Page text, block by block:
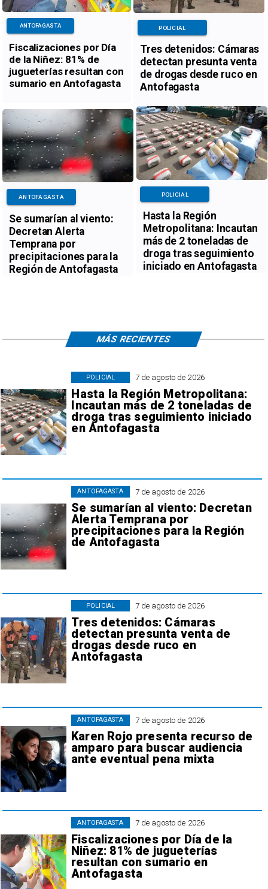
Fiscalizaciones por Día
de la Niñez: 81% de
jugueterías resultan con
sumario en Antofagasta
ANTOFAGASTA
Tres detenidos: Cámaras
detectan presunta venta
de drogas desde ruco en
Antofagasta
POLICIAL
Se sumarían al viento:
Decretan Alerta
Temprana por
precipitaciones para la
Región de Antofagasta
ANTOFAGASTA
Hasta la Región
Metropolitana: Incautan
más de 2 toneladas de
droga tras seguimiento
iniciado en Antofagasta
POLICIAL
7 de agosto de 2026
Hasta la Región Metropolitana:
Incautan más de 2 toneladas de
droga tras seguimiento iniciado
en Antofagasta
POLICIAL
7 de agosto de 2026
Se sumarían al viento: Decretan
Alerta Temprana por
precipitaciones para la Región
de Antofagasta
ANTOFAGASTA
7 de agosto de 2026
Tres detenidos: Cámaras
detectan presunta venta de
drogas desde ruco en
Antofagasta
POLICIAL
7 de agosto de 2026
Karen Rojo presenta recurso de
amparo para buscar audiencia
ante eventual pena mixta
ANTOFAGASTA
7 de agosto de 2026
Fiscalizaciones por Día de la
Niñez: 81% de jugueterías
resultan con sumario en
Antofagasta
ANTOFAGASTA
MÁS RECIENTES